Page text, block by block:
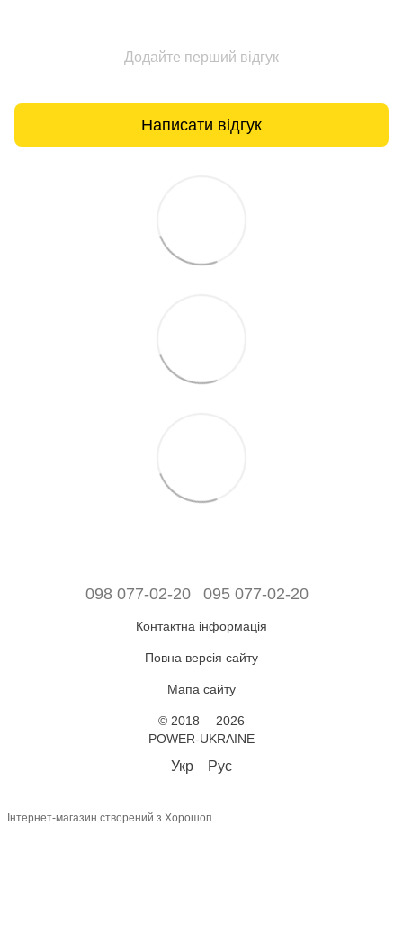
Додайте перший відгук
Написати відгук
098 077-02-20 095 077-02-20
Контактна інформація
Повна версія сайту
Мапа сайту
© 2018— 2026
POWER-UKRAINE
Укр Рус
Інтернет-магазин створений з Хорошоп